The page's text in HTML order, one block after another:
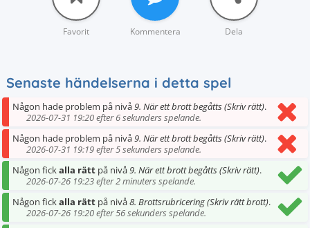
Favorit Kommentera Dela
Senaste händelserna i detta spel
Någon hade problem på nivå9. När ett brott begåtts (Skriv rätt).
2026-07-31 19:20 efter 6 sekunders spelande.
Någon hade problem på nivå9. När ett brott begåtts (Skriv rätt).
2026-07-31 19:19 efter 5 sekunders spelande.
Någon fickalla rätt på nivå9. När ett brott begåtts (Skriv rätt).
2026-07-26 19:23 efter 2 minuters spelande.
Någon fickalla rätt på nivå8. Brottsrubricering (Skriv rätt brott).
2026-07-26 19:20 efter 56 sekunders spelande.